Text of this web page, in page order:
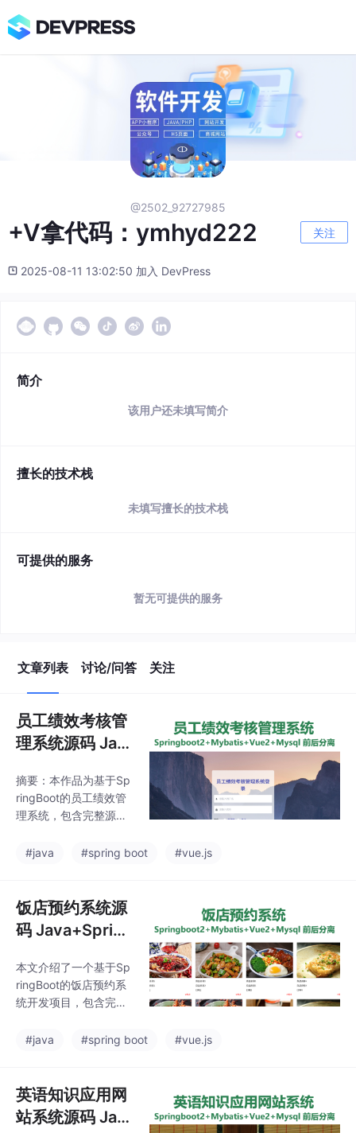
@2502_92727985
+V拿代码：ymhyd222 关注
2025-08-11 13:02:50 加入 DevPress
简介
该用户还未填写简介
擅长的技术栈
未填写擅长的技术栈
可提供的服务
暂无可提供的服务
文章列表 讨论/问答 关注
员工绩效考核管
理系统源码 Jav
Vue
摘要：本作品为基于Sp
ringBoot的员工绩效管
理系统，包含完整源
程。系统采用前后端分
采用SpringBoot2.0+M
yBatis，数据库为MyS
QL5.7。主要功能包括
员工管理、绩效指标维
护、考核数据录入与统
计分析等，实现绩效评
运行环境要求JDK1.8、
#java #spring boot #vue.js
饭店预约系统源
码 Java+Spring
本文介绍了一个基于Sp
ringBoot的饭店预约系
统开发项目，包含完整
程。系统采用前后端分
采用SpringBoot2.0+M
yBatis，数据库为MyS
QL5.7。项目实现了用
#java #spring boot #vue.js
英语知识应用网
站系统源码 Jav